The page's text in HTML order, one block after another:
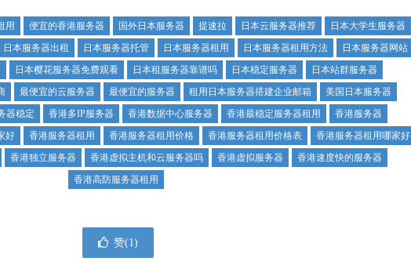
用 便宜的香港服务器 国外日本服务器 提速拉 日本云服务器推荐
日本大学生服务器
日本服务器出租 日本服务器托管 日本服务器租用 日本服务器租用方法
日本服务器网站
日本樱花服务器免费观看 日本租服务器靠谱吗 日本稳定服务器
日本站群服务器
最便宜的云服务器 最便宜的服务器 租用日本服务器搭建企业邮箱
美国日本服务器
器稳定 香港多IP服务器 香港数据中心服务器 香港最稳定服务器租用
香港服务器
好 香港服务器租用 香港服务器租用价格 香港服务器租用价格表
香港服务器租用哪家好
香港独立服务器 香港虚拟主机和云服务器吗 香港虚拟服务器
香港速度快的服务器
香港高防服务器租用
赞(1)